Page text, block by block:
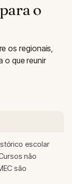
o
os regionais,
o que reunir
escolar
não
são